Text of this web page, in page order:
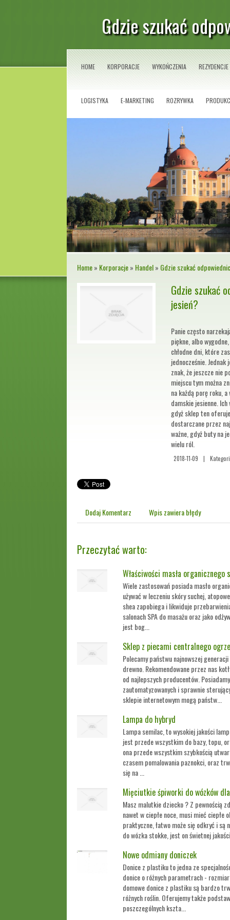
Gdzie szukać
HOME KORPORACJE WYKOŃCZENIA REZYDENCJE
LOGISTYKA E-MARKETING ROZRYWKA
Home» Korporacje» Handel» Gdzie szukać
Gdzie szukać
jesień?
Panie często
piękne, albo
chłodne dni, które
jednocześnie.
znak, że jeszcze nie
miejscu tym można
na każdą porę roku,
damskie jesienne.
gdyż sklep ten
dostarczane przez
ważne, gdyż buty na
wielu ról.
2018-11-09 |
Dodaj Komentarz Wpis zawiera błędy
Przeczytać warto:
Właściwości masła organicznego
Wiele zastosowań posiada masło
używać w leczeniu skóry suchej,
shea zapobiega i likwiduje
salonach SPA do masażu oraz jako
jest bog...
Sklep z piecami centralnego
Polecamy państwu najnowszej
drewno. Rekomendowane przez nas
od najlepszych producentów.
zautomatyzowanych i sprawnie
sklepie internetowym mogą państw...
Lampa do hybryd
Lampa semilac, to wysokiej jakości
jest przede wszystkim do bazy, topu,
ona przede wszystkim szybkością
czasem pomalowania paznokci, oraz
się na ...
Mięciutkie śpiworki do wózków
Masz malutkie dziecko ? Z pewnością
nawet w ciepłe noce, musi mieć ciepłe
praktyczne, łatwo może się odkryć i
do wózka stokke, jest on świetnej
Nowe odmiany doniczek
Donice z plastiku to jedna ze
donice o różnych parametrach -
domowe donice z plastiku są bardzo
różnych roślin. Oferujemy także
poszczególnych kszta...